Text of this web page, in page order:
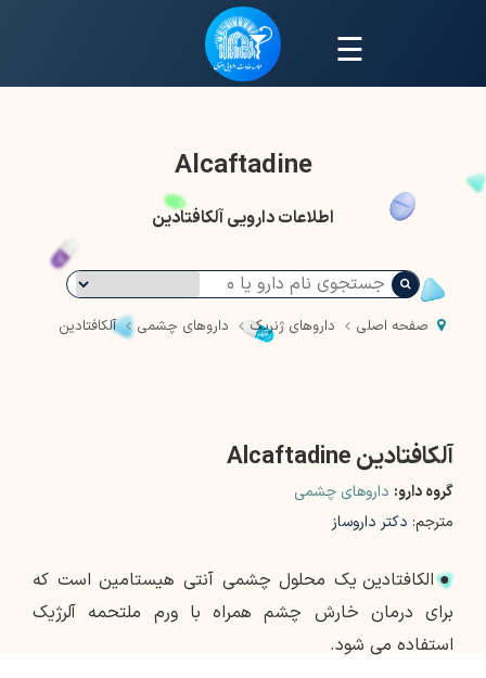
☰
Alcaftadine
اطلاعات دارویی آلکافتادین
صفحه اصلی داروهای ژنریک داروهای چشمی آلکافتادین
آلکافتادین Alcaftadine
گروه دارو: داروهای چشمی
مترجم: دکتر داروساز
●الکافتادین یک محلول چشمی آنتی هیستامین است که
برای درمان خارش چشم همراه با ورم ملتحمه آلرژیک
استفاده می شود.